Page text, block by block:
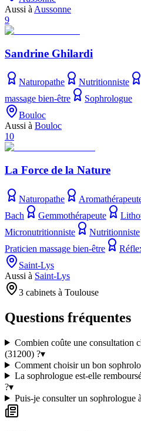
Aussi à Aussonne
9
Sandrine Ghilardi
Naturopathe Nutritionniste
massage bien-être
Sophrologue
Bouloc
Aussi à Bouloc
10
La Force de la Nature
Naturopathe
Bach
Gemmothérapeute
Micronutritionniste
Nutritionniste
Praticien massage bien-être
Saint-Lys
Aussi à Saint-Lys
3 cabinets à Toulouse
Questions fréquentes
Combien coûte une consultation
(31200) ?▾
Comment choisir un bon
La sophrologue est-elle
?▾
Puis-je consulter un sophrologue